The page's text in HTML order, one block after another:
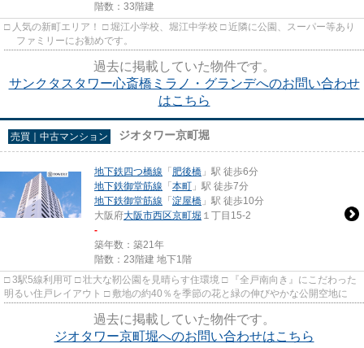
階数：33階建
□ 人気の新町エリア！ □ 堀江小学校、堀江中学校 □ 近隣に公園、スーパー等あり
ファミリーにお勧めです。
過去に掲載していた物件です。
サンクタスタワー心斎橋ミラノ・グランデへのお問い合わせ
はこちら
売買｜中古マンション ジオタワー京町堀
地下鉄四つ橋線 「 肥後橋 」駅 徒歩6分
地下鉄御堂筋線 「 本町 」駅 徒歩7分
地下鉄御堂筋線 「 淀屋橋 」駅 徒歩10分
大阪府大阪市西区京町堀 １丁目15-2
-
築年数：築21年
階数：23階建 地下1階
□ 3駅5線利用可 □ 壮大な靭公園を見晴らす住環境 □ 『全戸南向き』にこだわった
明るい住戸レイアウト □ 敷地の約40％を季節の花と緑の伸びやかな公開空地に
過去に掲載していた物件です。
ジオタワー京町堀へのお問い合わせはこちら